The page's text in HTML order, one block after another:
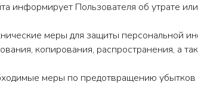
информирует Пользователя об утрате
меры для защиты персональной
копирования, распространения, а
меры по предотвращению